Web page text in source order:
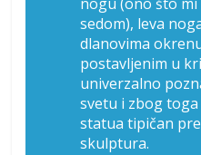
sedom), leva
dlanovima
postavljenim u
univerzalno
svetu i zbog
statua tipičan
skulptura.